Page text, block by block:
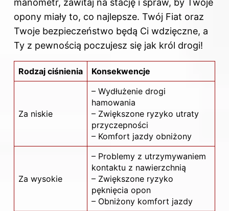
opony miały to, co najlepsze. Twój Fiat oraz
Twoje bezpieczeństwo będą Ci wdzięczne, a
Ty z pewnością poczujesz się jak król drogi!
Rodzaj ciśnienia Konsekwencje
Za niskie
– Wydłużenie drogi
hamowania
– Zwiększone ryzyko utraty
przyczepności
– Komfort jazdy obniżony
Za wysokie
– Problemy z utrzymywaniem
kontaktu z nawierzchnią
– Zwiększone ryzyko
pęknięcia opon
– Obniżony komfort jazdy